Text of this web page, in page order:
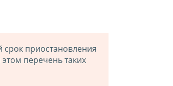
приостановления
перечень таких